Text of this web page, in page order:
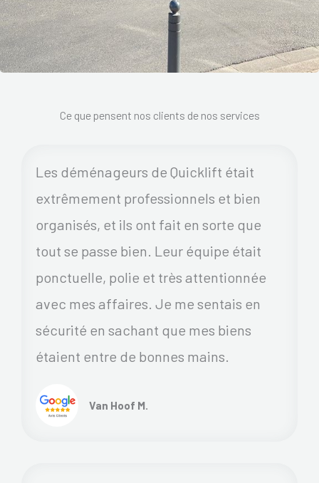
Ce que pensent nos clients de nos services
Les déménageurs de Quicklift était
extrêmement professionnels et bien
organisés, et ils ont fait en sorte que
tout se passe bien. Leur équipe était
ponctuelle, polie et très attentionnée
avec mes affaires. Je me sentais en
sécurité en sachant que mes biens
étaient entre de bonnes mains.
Van Hoof M.